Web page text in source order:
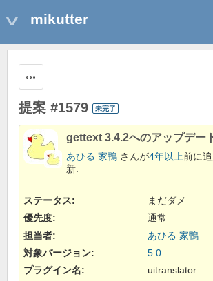
mikutter
提案 #1579 未完了
gettext 3.4.2へのアップデー
あひる 家鴨 さんが4年以上前に
新.
ステータス:
まだダメ
優先度:
通常
担当者:
あひる 家鴨
対象バージョン:
5.0
プラグイン名:
uitranslator